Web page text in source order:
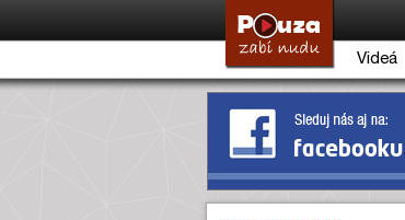
Videá